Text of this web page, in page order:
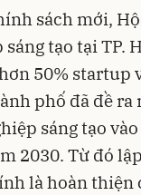
sách mới,
tạo tại TP.
50% startup
phố đã đề
sáng tạo
2030. Từ đó
là hoàn